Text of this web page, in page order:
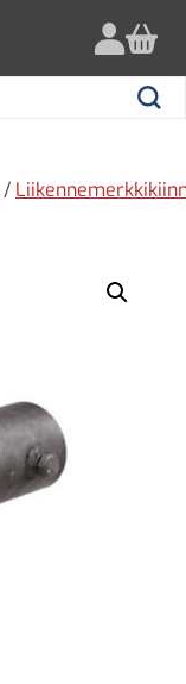
Hae
/